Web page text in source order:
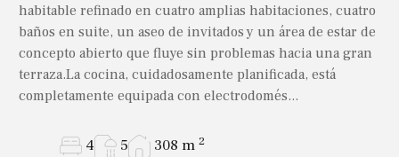
habitable refinado en cuatro amplias habitaciones, cuatro
baños en suite, un aseo de invitados y un área de estar de
concepto abierto que fluye sin problemas hacia una gran
terraza.La cocina, cuidadosamente planificada, está
completamente equipada con electrodomés...
4 5 308 m 2